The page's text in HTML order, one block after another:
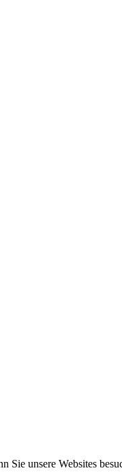
unsere Websites